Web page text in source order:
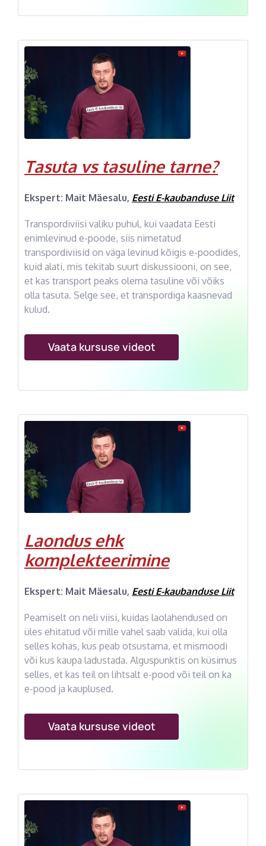
Tasuta vs tasuline tarne?
Ekspert: Mait Mäesalu, Eesti E-kaubanduse Liit
Transpordiviisi valiku puhul, kui vaadata Eesti
enimlevinud e-poode, siis nimetatud
transpordiviisid on väga levinud kõigis e-poodides,
kuid alati, mis tekitab suurt diskussiooni, on see,
et kas transport peaks olema tasuline või võiks
olla tasuta. Selge see, et transpordiga kaasnevad
kulud.
Vaata kursuse videot
Laondus ehk
komplekteerimine
Ekspert: Mait Mäesalu, Eesti E-kaubanduse Liit
Peamiselt on neli viisi, kuidas laolahendused on
üles ehitatud või mille vahel saab valida, kui olla
selles kohas, kus peab otsustama, et mismoodi
või kus kaupa ladustada. Alguspunktis on küsimus
selles, et kas teil on lihtsalt e-pood või teil on ka
e-pood ja kauplused.
Vaata kursuse videot